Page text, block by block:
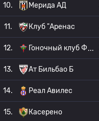
10. Мерида АД
11. Клуб "Аренас
12. Гоночный клуб Ф
13. Ат Бильбао Б
14. Реал Авилес
15. Касерено